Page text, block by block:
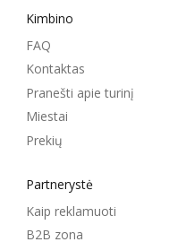
Kimbino
FAQ
Kontaktas
Pranešti apie turinį
Miestai
Prekių
Partnerystė
Kaip reklamuoti
B2B zona